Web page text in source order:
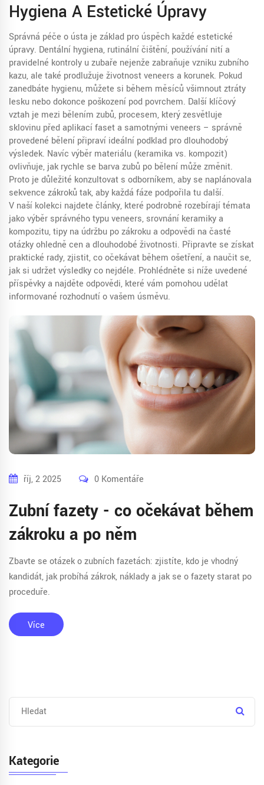
Hygiena A Estetické Úpravy
Správná péče o ústa je základ pro úspěch každé estetické
úpravy. Dentální hygiena, rutinální čištění, používání nití a
pravidelné kontroly u zubaře nejenže zabraňuje vzniku zubního
kazu, ale také prodlužuje životnost veneers a korunek. Pokud
zanedbáte hygienu, můžete si během měsíců všimnout ztráty
lesku nebo dokonce poškození pod povrchem. Další klíčový
vztah je mezi bělením zubů, procesem, který zesvětluje
sklovinu před aplikací faseta samotnými veneers – správně
provedené bělení připraví ideální podklad pro dlouhodobý
výsledek. Navíc výběr materiálu (keramika vs. kompozit)
ovlivňuje, jak rychle se barva zubů po bělení může změnit.
Proto je důležité konzultovat s odborníkem, aby se naplánovala
sekvence zákroků tak, aby každá fáze podpořila tu další.
V naší kolekci najdete články, které podrobně rozebírají témata
jako výběr správného typu veneers, srovnání keramiky a
kompozitu, tipy na údržbu po zákroku a odpovědi na časté
otázky ohledně cen a dlouhodobé životnosti. Připravte se získat
praktické rady, zjistit, co očekávat během ošetření, a naučit se,
jak si udržet výsledky co nejdéle. Prohlédněte si níže uvedené
příspěvky a najděte odpovědi, které vám pomohou udělat
informované rozhodnutí o vašem úsměvu.
říj, 2 2025 0 Komentáře
Zubní fazety - co očekávat během
zákroku a po něm
Zbavte se otázek o zubních fazetách: zjistíte, kdo je vhodný
kandidát, jak probíhá zákrok, náklady a jak se o fazety starat po
proceduře.
Více
Kategorie